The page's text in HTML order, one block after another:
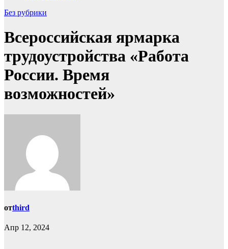
Без рубрики
Всероссийская ярмарка
трудоустройства «Работа
России. Время
возможностей»
отthird
Апр 12, 2024